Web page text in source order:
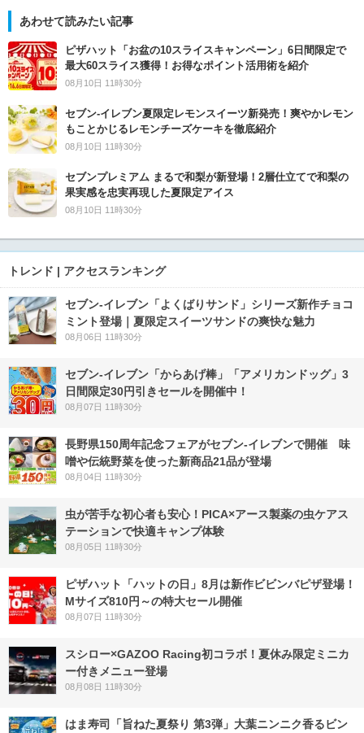
あわせて読みたい記事
ピザハット「お盆の10スライスキャンペーン」6日間限定で
最大60スライス獲得！お得なポイント活用術を紹介
08月10日 11時30分
セブン‐イレブン夏限定レモンスイーツ新発売！爽やかレモン
もことかじるレモンチーズケーキを徹底紹介
08月10日 11時30分
セブンプレミアム まるで和梨が新登場！2層仕立てで和梨の
果実感を忠実再現した夏限定アイス
08月10日 11時30分
トレンド | アクセスランキング
セブン‐イレブン「よくばりサンド」シリーズ新作チョコ
ミント登場｜夏限定スイーツサンドの爽快な魅力
08月06日 11時30分
セブン‐イレブン「からあげ棒」「アメリカンドッグ」3
日間限定30円引きセールを開催中！
08月07日 11時30分
長野県150周年記念フェアがセブン-イレブンで開催 味
噌や伝統野菜を使った新商品21品が登場
08月04日 11時30分
虫が苦手な初心者も安心！PICA×アース製薬の虫ケアス
テーションで快適キャンプ体験
08月05日 11時30分
ピザハット「ハットの日」8月は新作ビビンバピザ登場！
Mサイズ810円～の特大セール開催
08月07日 11時30分
スシロー×GAZOO Racing初コラボ！夏休み限定ミニカ
ー付きメニュー登場
08月08日 11時30分
はま寿司「旨ねた夏祭り 第3弾」大葉ニンニク香るビン